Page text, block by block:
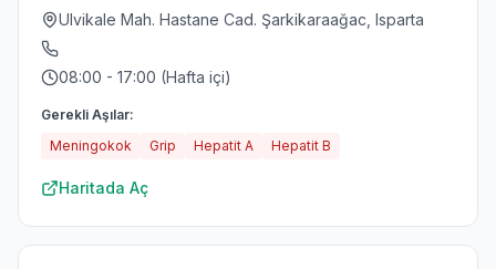
Ulvikale Mah. Hastane Cad. Şarkikaraağac, Isparta
08:00 - 17:00 (Hafta içi)
Gerekli Aşılar:
Meningokok
Grip Hepatit A Hepatit B
Haritada Aç